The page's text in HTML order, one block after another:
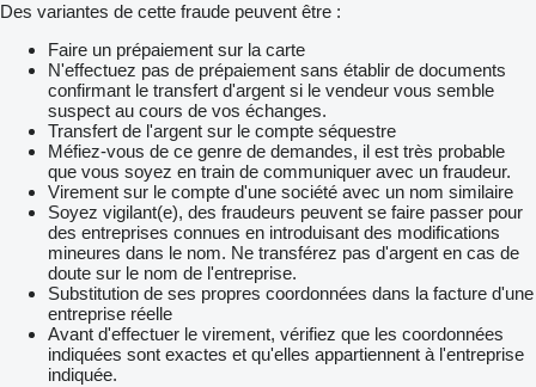
Des variantes de cette fraude peuvent être :
Faire un prépaiement sur la carte
N'effectuez pas de prépaiement sans établir de documents
confirmant le transfert d'argent si le vendeur vous semble
suspect au cours de vos échanges.
Transfert de l'argent sur le compte séquestre
Méfiez-vous de ce genre de demandes, il est très probable
que vous soyez en train de communiquer avec un fraudeur.
Virement sur le compte d'une société avec un nom similaire
Soyez vigilant(e), des fraudeurs peuvent se faire passer pour
des entreprises connues en introduisant des modifications
mineures dans le nom. Ne transférez pas d'argent en cas de
doute sur le nom de l'entreprise.
Substitution de ses propres coordonnées dans la facture d'une
entreprise réelle
Avant d'effectuer le virement, vérifiez que les coordonnées
indiquées sont exactes et qu'elles appartiennent à l'entreprise
indiquée.